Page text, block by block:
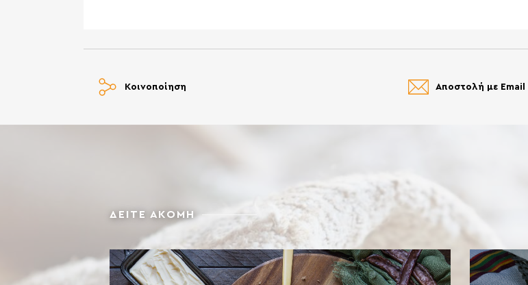
Κοινοποίηση Αποστολή με Email
ΔΕΙΤΕ ΑΚΟΜΗ